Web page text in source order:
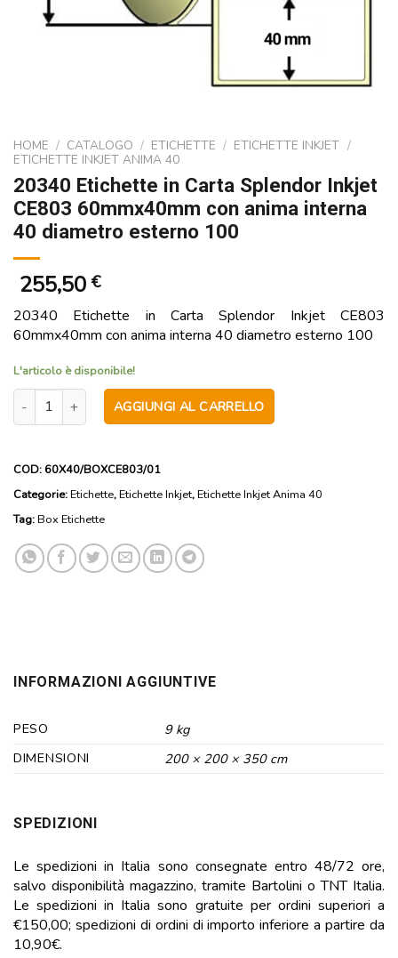
HOME / CATALOGO / ETICHETTE / ETICHETTE INKJET /
ETICHETTE INKJET ANIMA 40
20340 Etichette in Carta Splendor Inkjet
CE803 60mmx40mm con anima interna
40 diametro esterno 100
255,50€
20340 Etichette in Carta Splendor Inkjet CE803
60mmx40mm con anima interna 40 diametro esterno 100
L'articolo è disponibile!
20340 Etichette in Carta Splendor Inkjet CE803 60mmx40mm
AGGIUNGI AL CARRELLO
COD: 60X40/BOXCE803/01
Categorie:Etichette,Etichette Inkjet,Etichette Inkjet Anima 40
Tag:Box Etichette
INFORMAZIONI AGGIUNTIVE
PESO
9 kg
DIMENSIONI
200 × 200 × 350 cm
SPEDIZIONI
Le spedizioni in Italia sono consegnate entro 48/72 ore,
salvo disponibilità magazzino, tramite Bartolini o TNT Italia.
Le spedizioni in Italia sono gratuite per ordini superiori a
€150,00; spedizioni di ordini di importo inferiore a partire da
10,90€.